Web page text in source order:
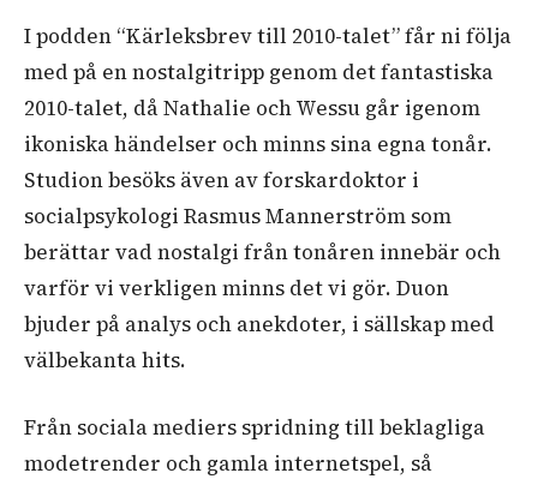
I podden “Kärleksbrev till 2010-talet” får ni följa
med på en nostalgitripp genom det fantastiska
2010-talet, då Nathalie och Wessu går igenom
ikoniska händelser och minns sina egna tonår.
Studion besöks även av forskardoktor i
socialpsykologi Rasmus Mannerström som
berättar vad nostalgi från tonåren innebär och
varför vi verkligen minns det vi gör. Duon
bjuder på analys och anekdoter, i sällskap med
välbekanta hits.
Från sociala mediers spridning till beklagliga
modetrender och gamla internetspel, så